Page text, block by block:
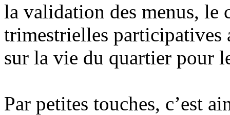
la validation des menus, le
trimestrielles participatives
sur la vie du quartier pour
Par petites touches, c’est